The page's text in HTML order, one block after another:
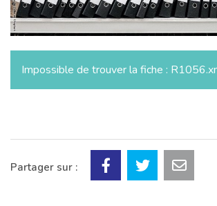
Impossible de trouver la fiche :
Partager sur :